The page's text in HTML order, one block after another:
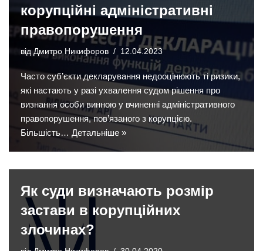
корупційні адміністративні
правопорушення
відДмитро Никифоров 12.04.2023
Часто суб’єкти декларування недооцінюють ті ризики,
які настають у разі ухвалення судом рішення про
визнання особи винною у вчиненні адміністративного
правопорушення, пов’язаного з корупцією.
Більшість… Детальніше »
Як суди визначають розмір
застави в корупційних
злочинах?